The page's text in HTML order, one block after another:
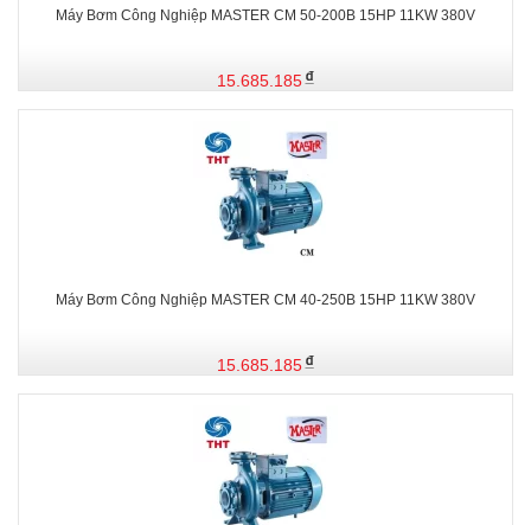
Máy Bơm Công Nghiệp MASTER CM 50-200B 15HP 11KW 380V
15.685.185
Máy Bơm Công Nghiệp MASTER CM 40-250B 15HP 11KW 380V
15.685.185